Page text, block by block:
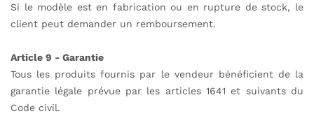
Si le modèle est en fabrication ou en rupture de stock, le
client peut demander un remboursement.
Article 9 - Garantie
Tous les produits fournis par le vendeur bénéficient de la
garantie légale prévue par les articles 1641 et suivants du
Code civil.